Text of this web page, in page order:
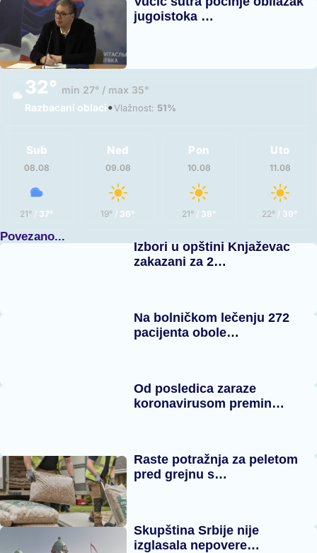
jugoistoka …
32° min 27° / max 35°
Razbacani oblaci•Vlažnost: 51%
Sub
08.08
21° / 37°
Ned
09.08
19° / 36°
Pon
10.08
21°/ 38°
Uto
11.08
22° / 39°
Povezano...
Izbori u opštini Knjaževac
zakazani za 2…
Na bolničkom lečenju 272
pacijenta obole…
Od posledica zaraze
koronavirusom premin…
Raste potražnja za peletom
pred grejnu s…
Skupština Srbije nije
izglasala nepovere…